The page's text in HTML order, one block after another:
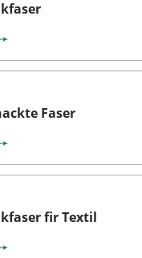
Faser
fir Textil